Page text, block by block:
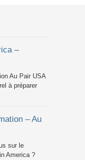
–
Au Pair USA
à préparer
– Au
sur le
America ?